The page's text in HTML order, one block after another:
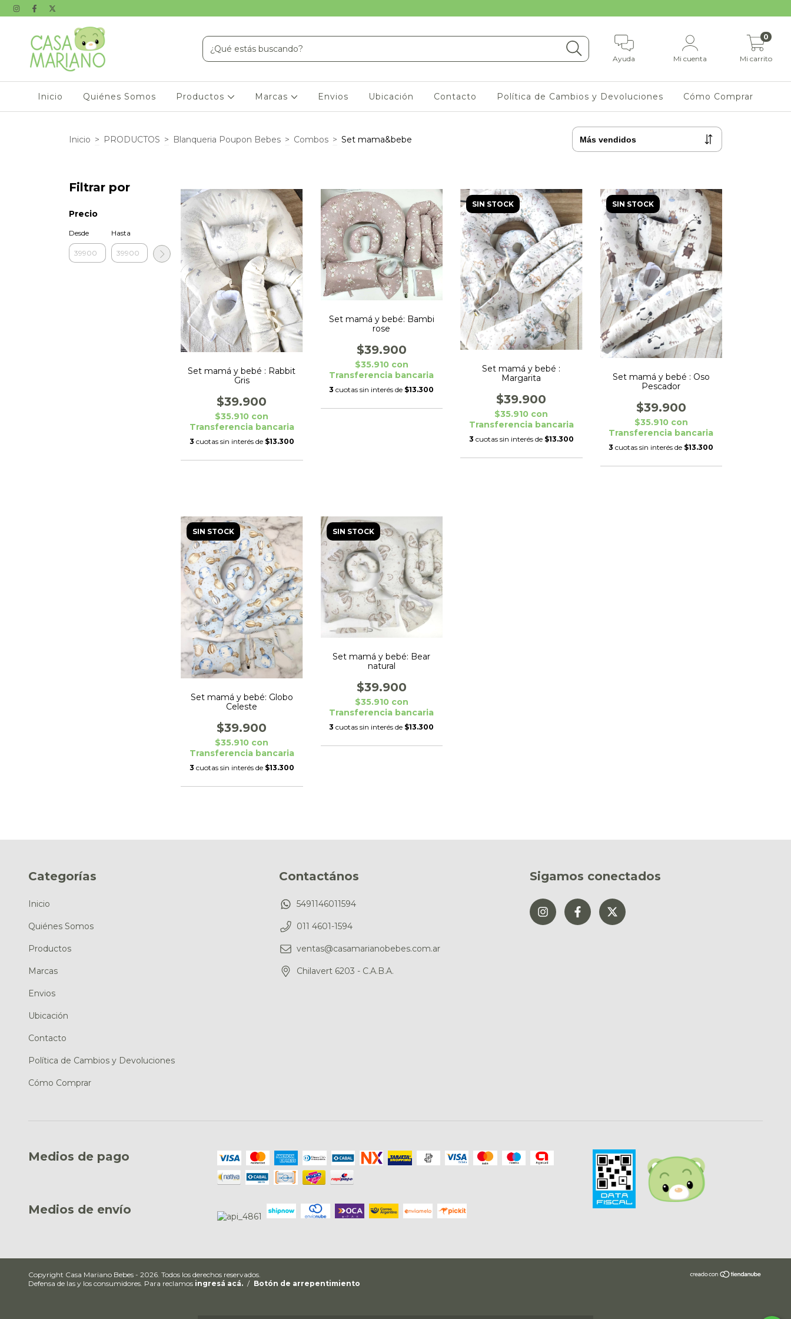
Ayuda Mi cuenta Mi carrito
0
Inicio Quiénes Somos Productos Marcas Envios Ubicación Contacto Política de Cambios y Devoluciones Cómo Comprar
Inicio > PRODUCTOS > Blanqueria Poupon Bebes > Combos > Set mama&bebe
Filtrar por
Precio
Desde Hasta
Set mamá y bebé : Rabbit
Gris
$39.900
$35.910 con
Transferencia bancaria
3 cuotas sin interés de $13.300
Set mamá y bebé: Bambi
rose
$39.900
$35.910 con
Transferencia bancaria
3 cuotas sin interés de $13.300
SIN STOCK
Set mamá y bebé :
Margarita
$39.900
$35.910 con
Transferencia bancaria
3 cuotas sin interés de $13.300
SIN STOCK
Set mamá y bebé : Oso
Pescador
$39.900
$35.910 con
Transferencia bancaria
3 cuotas sin interés de $13.300
SIN STOCK
Set mamá y bebé: Globo
Celeste
$39.900
$35.910 con
Transferencia bancaria
3 cuotas sin interés de $13.300
SIN STOCK
Set mamá y bebé: Bear
natural
$39.900
$35.910 con
Transferencia bancaria
3 cuotas sin interés de $13.300
Categorías
Inicio
Quiénes Somos
Productos
Marcas
Envios
Ubicación
Contacto
Política de Cambios y Devoluciones
Cómo Comprar
Contactános
5491146011594
011 4601-1594
ventas@casamarianobebes.com.ar
Chilavert 6203 - C.A.B.A.
Sigamos conectados
Medios de pago
Medios de envío
Copyright Casa Mariano Bebes - 2026. Todos los derechos reservados.
Defensa de las y los consumidores. Para reclamos ingresá acá. / Botón de arrepentimiento